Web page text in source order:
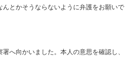
んとかそうならないように弁護をお願いで
へ向かいました。本人の意思を確認し、